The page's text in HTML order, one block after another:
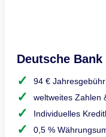
Deutsche Bank
94 € Jahresgebühr
weltweites Zahlen
Individuelles
0,5 %